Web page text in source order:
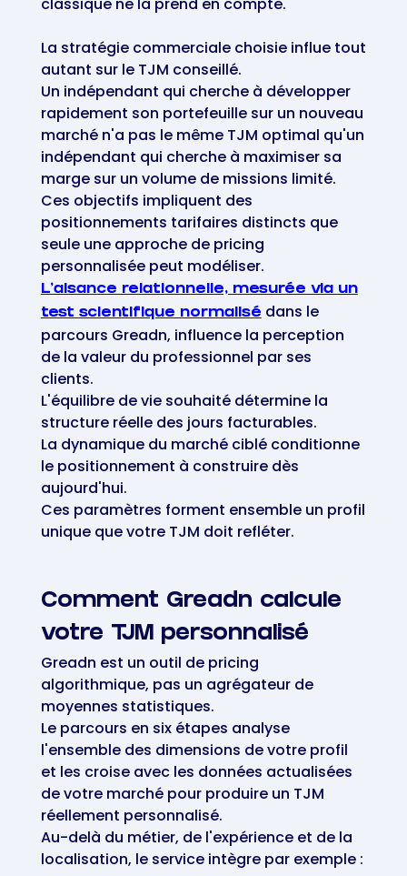
La stratégie commerciale choisie influe tout
autant sur le TJM conseillé.
Un indépendant qui cherche à développer
rapidement son portefeuille sur un nouveau
marché n'a pas le même TJM optimal qu'un
indépendant qui cherche à maximiser sa
marge sur un volume de missions limité.
Ces objectifs impliquent des
positionnements tarifaires distincts que
seule une approche de pricing
personnalisée peut modéliser.
L'aisance relationnelle, mesurée via un
test scientifique normalisé dans le
parcours Greadn, influence la perception
de la valeur du professionnel par ses
clients.
L'équilibre de vie souhaité détermine la
structure réelle des jours facturables.
La dynamique du marché ciblé conditionne
le positionnement à construire dès
aujourd'hui.
Ces paramètres forment ensemble un profil
unique que votre TJM doit refléter.
Comment Greadn calcule
votre TJM personnalisé
Greadn est un outil de pricing
algorithmique, pas un agrégateur de
moyennes statistiques.
Le parcours en six étapes analyse
l'ensemble des dimensions de votre profil
et les croise avec les données actualisées
de votre marché pour produire un TJM
réellement personnalisé.
Au-delà du métier, de l'expérience et de la
localisation, le service intègre par exemple :